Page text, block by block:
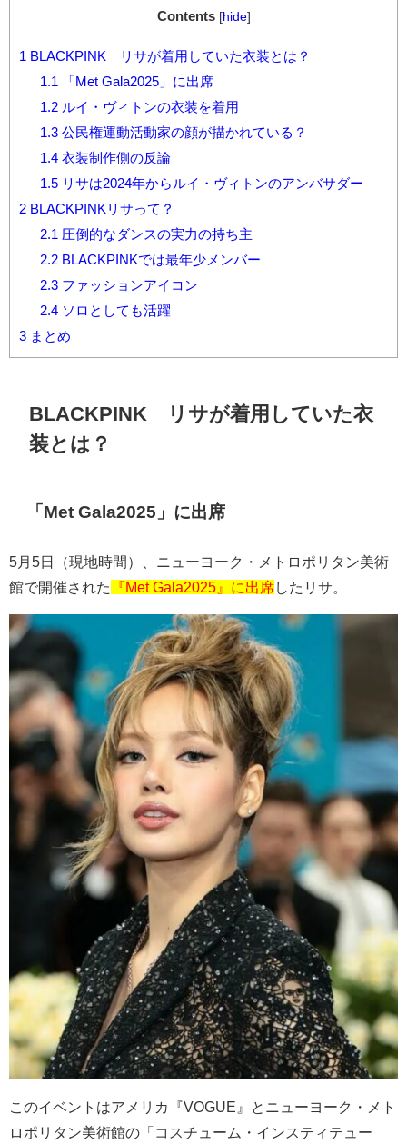
Contents [hide]
1 BLACKPINK リサが着用していた衣装とは？
1.1
「Met Gala2025」に出席
1.2ルイ・ヴィトンの衣装を着用
1.3公民権運動活動家の顔が描かれている？
1.4衣装制作側の反論
1.5リサは2024年からルイ・ヴィトンのアンバサダー
2 BLACKPINKリサって？
2.1 圧倒的なダンスの実力の持ち主
2.2BLACKPINKでは最年少メンバー
2.3ファッションアイコン
2.4ソロとしても活躍
3 まとめ
BLACKPINK リサが着用していた衣
装とは？
「 Met Gala2025 」に出席
5月 5日（現地時間）、ニューヨーク・メトロポリタン美術
館で開催された
『Met Gala2025』に出席したリサ。
このイベントはアメリカ『VOGUE 』とニューヨーク・メト
ロポリタン美術館の「コスチューム・インスティテュー